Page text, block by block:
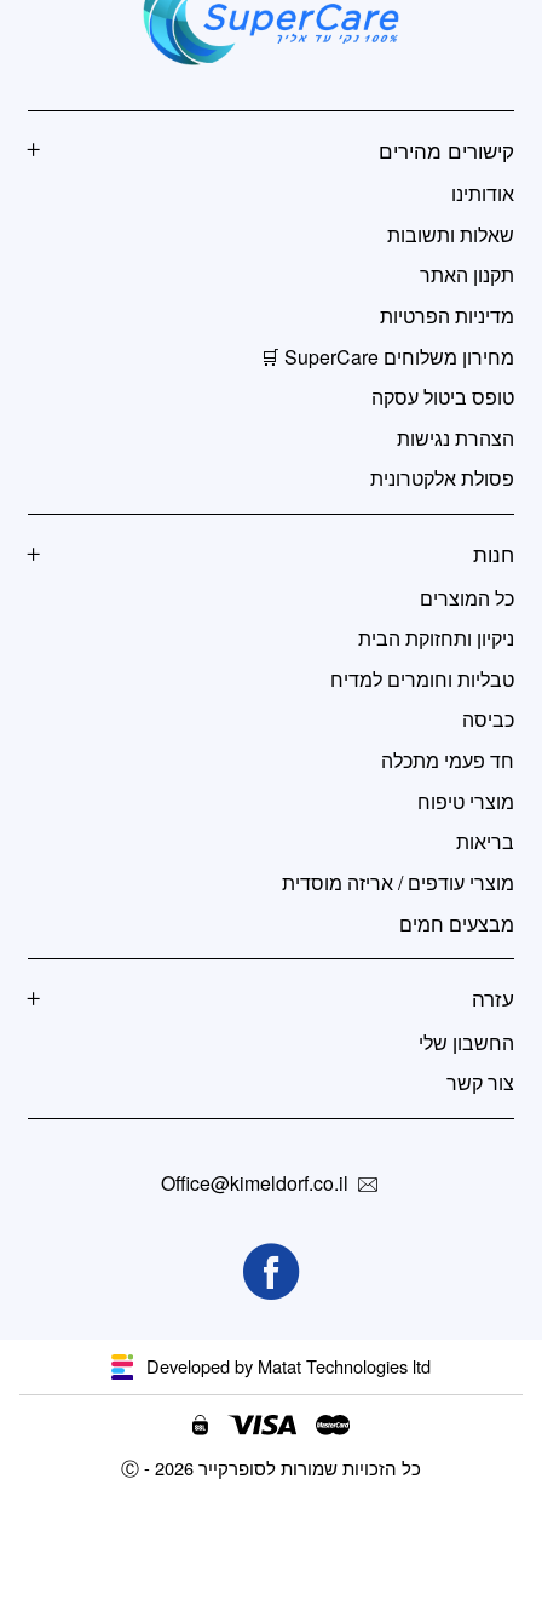
קישורים מהירים
אודותינו
שאלות ותשובות
תקנון האתר
מדיניות הפרטיות
מחירון משלוחים SuperCare 🛒
טופס ביטול עסקה
הצהרת נגישות
פסולת אלקטרונית
חנות
כל המוצרים
ניקיון ותחזוקת הבית
טבליות וחומרים למדיח
כביסה
חד פעמי מתכלה
מוצרי טיפוח
בריאות
מוצרי עודפים / אריזה מוסדית
מבצעים חמים
עזרה
החשבון שלי
צור קשר
Office@kimeldorf.co.il
Developed by Matat Technologies ltd
Ⓒ - כל הזכויות שמורות לסופרקייר 2026